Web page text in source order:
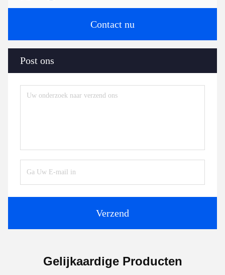
Contact nu
Post ons
Verzend
Gelijkaardige Producten